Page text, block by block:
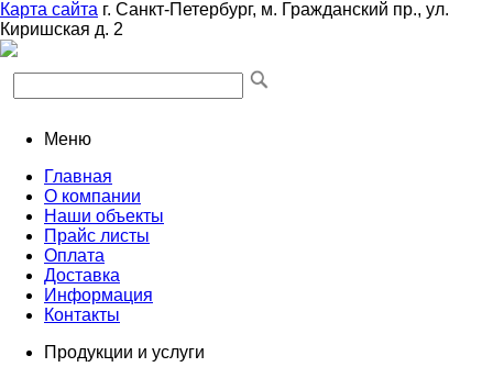
Карта сайта г. Санкт-Петербург, м. Гражданский пр., ул.
Киришская д. 2
Меню
Главная
О компании
Наши объекты
Прайс листы
Оплата
Доставка
Информация
Контакты
Продукции и услуги